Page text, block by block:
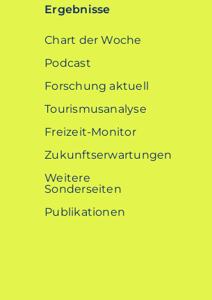
Ergebnisse
Chart der Woche
Podcast
Forschung aktuell
Tourismusanalyse
Freizeit-Monitor
Zukunftserwartungen
Weitere
Sonderseiten
Publikationen